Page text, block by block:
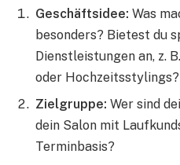
Geschäftsidee: Was
besonders? Bietest du
Dienstleistungen an, z.
oder Hochzeitsstylings?
Zielgruppe: Wer sind
dein Salon mit
Terminbasis?